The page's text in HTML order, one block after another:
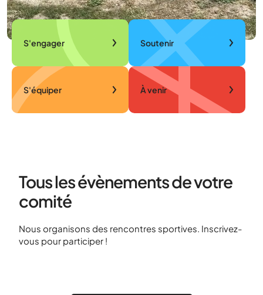
S'engager Soutenir
S'équiper À venir
Tous les évènements de votre
comité
Nous organisons des rencontres sportives. Inscrivez-
vous pour participer !